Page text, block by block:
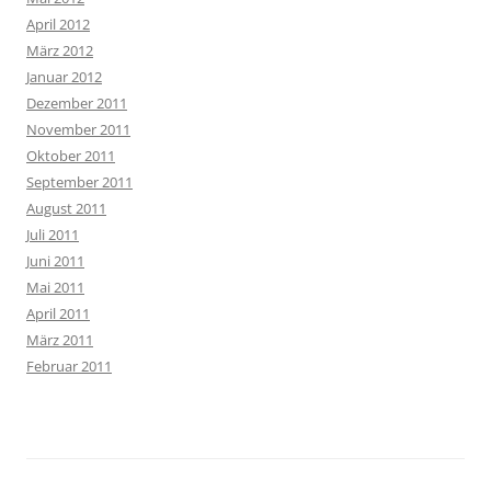
April 2012
März 2012
Januar 2012
Dezember 2011
November 2011
Oktober 2011
September 2011
August 2011
Juli 2011
Juni 2011
Mai 2011
April 2011
März 2011
Februar 2011